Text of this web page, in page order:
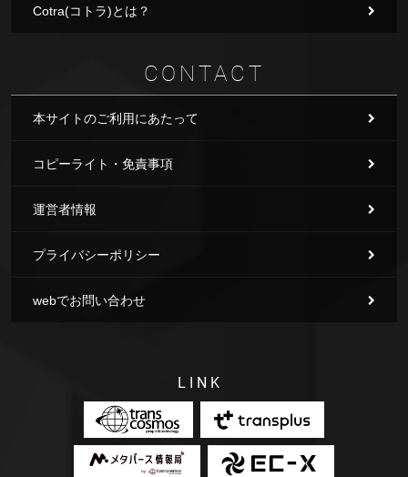
Cotra(コトラ)とは？
CONTACT
本サイトのご利用にあたって
コピーライト・免責事項
運営者情報
プライバシーポリシー
webでお問い合わせ
LINK